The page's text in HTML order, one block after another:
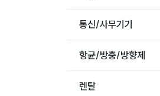
통신/사무기기
항균/방충/방향제
렌탈